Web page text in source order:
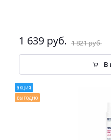
1 639 руб. 1 821 руб.
В
акция
выгодно